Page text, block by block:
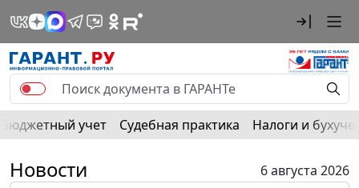
Бюджетный учет Судебная практика Налоги и
Новости
6 августа 2026